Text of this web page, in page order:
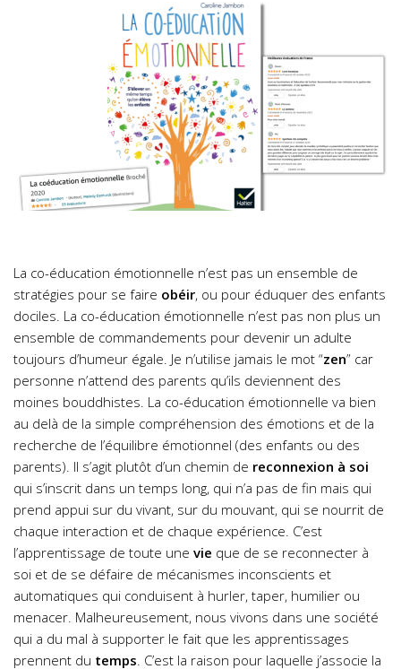
La co-éducation émotionnelle n’est pas un ensemble de
stratégies pour se faire obéir, ou pour éduquer des enfants
dociles. La co-éducation émotionnelle n’est pas non plus un
ensemble de commandements pour devenir un adulte
toujours d’humeur égale. Je n’utilise jamais le mot “zen” car
personne n’attend des parents qu’ils deviennent des
moines bouddhistes. La co-éducation émotionnelle va bien
au delà de la simple compréhension des émotions et de la
recherche de l’équilibre émotionnel (des enfants ou des
parents). Il s’agit plutôt d’un chemin de reconnexion à soi
qui s’inscrit dans un temps long, qui n’a pas de fin mais qui
prend appui sur du vivant, sur du mouvant, qui se nourrit de
chaque interaction et de chaque expérience. C’est
l’apprentissage de toute une vie que de se reconnecter à
soi et de se défaire de mécanismes inconscients et
automatiques qui conduisent à hurler, taper, humilier ou
menacer. Malheureusement, nous vivons dans une société
qui a du mal à supporter le fait que les apprentissages
prennent du temps. C’est la raison pour laquelle j’associe la